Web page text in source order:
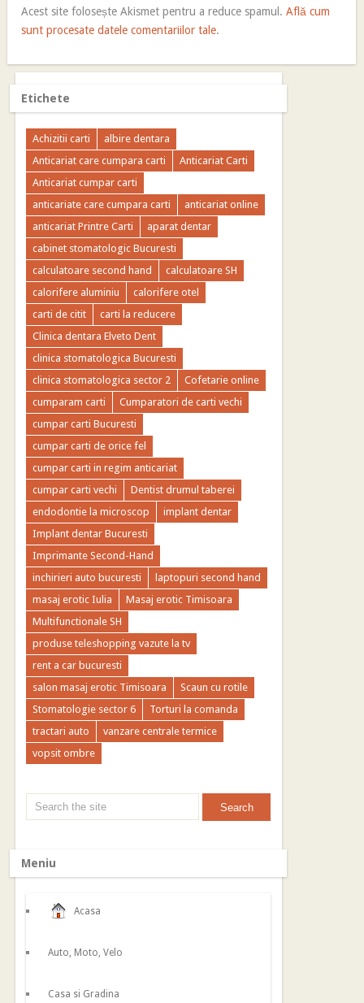
Acest site folosește Akismet pentru a reduce spamul.Află cum
sunt procesate datele comentariilor tale.
Etichete
Achizitii carti
albire dentara
Anticariat care cumpara carti
Anticariat Carti
Anticariat cumpar carti
anticariate care cumpara carti
anticariat online
anticariat Printre Carti
aparat dentar
cabinet stomatologic Bucuresti
calculatoare second hand
calculatoare SH
calorifere aluminiu
calorifere otel
carti de citit
carti la reducere
Clinica dentara Elveto Dent
clinica stomatologica Bucuresti
clinica stomatologica sector 2
Cofetarie online
cumparam carti
Cumparatori de carti vechi
cumpar carti Bucuresti
cumpar carti de orice fel
cumpar carti in regim anticariat
cumpar carti vechi
Dentist drumul taberei
endodontie la microscop
implant dentar
Implant dentar Bucuresti
Imprimante Second-Hand
inchirieri auto bucuresti
laptopuri second hand
masaj erotic Iulia
Masaj erotic Timisoara
Multifunctionale SH
produse teleshopping vazute la tv
rent a car bucuresti
salon masaj erotic Timisoara
Scaun cu rotile
Stomatologie sector 6
Torturi la comanda
tractari auto
vanzare centrale termice
vopsit ombre
Meniu
Acasa
Auto, Moto, Velo
Casa si Gradina